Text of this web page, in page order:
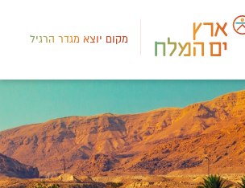
מקום יוצא מגדר הרגיל